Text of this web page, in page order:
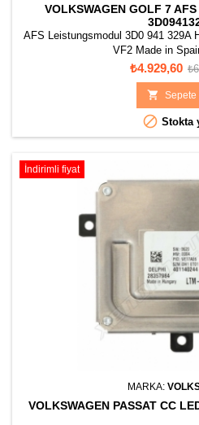
VOLKSWAGEN GOLF 7
AFS Leistungsmodul 3D0 941 329A
VF2 Made in
Fiyat
₺4.929,60
 Sepete
 Stokta
İndirimli fiyat
MARKA:
VOLKSWAGEN PASSAT CC